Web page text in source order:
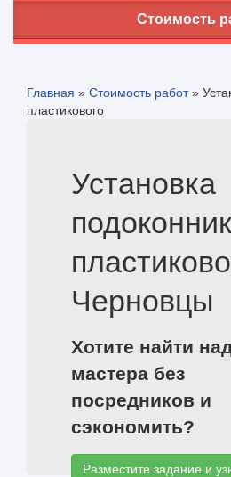
Стоимость
Главная » Стоимость работ»
пластикового
Установка
Черновцы
Хотите найти
мастера без
посредников и
сэкономить?
Разместите задание и